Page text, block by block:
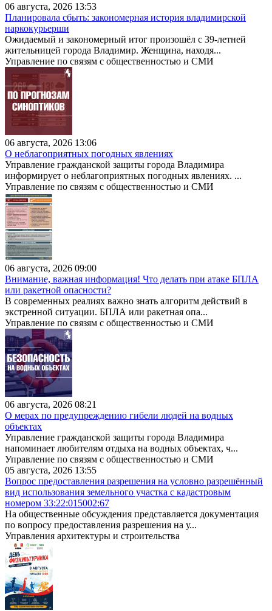
06 августа, 2026 13:53
Планировала сбыть: закономерная история владимирской
наркокурьерши
Ожидаемый и закономерный итог произошёл с 39-летней
жительницей города Владимир. Женщина, находя...
Управление по связям с общественностью и СМИ
06 августа, 2026 13:06
О неблагоприятных погодных явлениях
Управление гражданской защиты города Владимира
информирует о неблагоприятных погодных явлениях. ...
Управление по связям с общественностью и СМИ
06 августа, 2026 09:00
Внимание, важная информация! Что делать при атаке БПЛА
или ракетной опасности?
В современных реалиях важно знать алгоритм действий в
экстренной ситуации. БПЛА или ракетная опа...
Управление по связям с общественностью и СМИ
06 августа, 2026 08:21
О мерах по предупреждению гибели людей на водных
объектах
Управление гражданской защиты города Владимира
напоминает любителям отдыха на водных объектах, ч...
Управление по связям с общественностью и СМИ
05 августа, 2026 13:55
Вопрос предоставления разрешения на условно разрешённый
вид использования земельного участка с кадастровым
номером 33:22:015002:67
На общественные обсуждения представляется документация
по вопросу предоставления разрешения на у...
Управления архитектуры и строительства